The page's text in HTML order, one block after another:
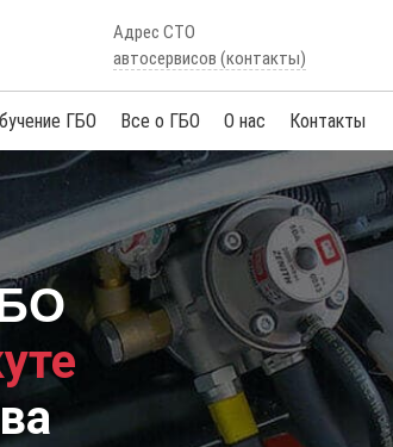
Адрес СТО
автосервисов (контакты)
ГБО Все о ГБО О нас Контакты